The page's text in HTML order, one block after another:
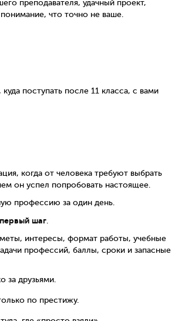
преподавателя, удачный проект,
что точно не ваше.
поступать после 11 класса, с вами
когда от человека требуют выбрать
он успел попробовать настоящее.
профессию за один день.
шаг
интересы, формат работы, учебные
профессий, баллы, сроки и запасные
за друзьями.
по престижу.